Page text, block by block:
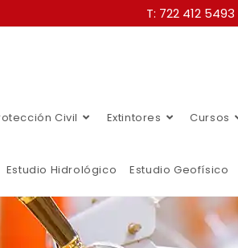
T: 722 412 5493
Civil Extintores Cursos
Estudio Hidrológico Estudio Geofísico